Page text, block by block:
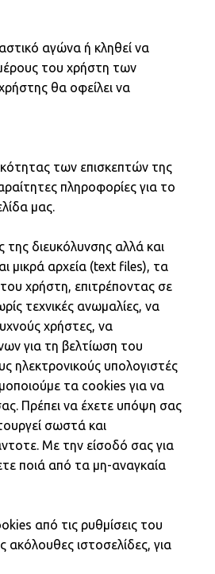
αγώνα ή κληθεί να
του χρήστη των
θα οφείλει να
των επισκεπτών της
πληροφορίες για το
μας.
διευκόλυνσης αλλά και
μικρά αρχεία (text files), τα
χρήστη, επιτρέποντας σε
τεχνικές ανωμαλίες, να
χρήστες, να
για τη βελτίωση του
ηλεκτρονικούς υπολογιστές
τα cookies για να
Πρέπει να έχετε υπόψη σας
σωστά και
Με την είσοδό σας για
ποιά από τα μη-αναγκαία
από τις ρυθμίσεις του
ιστοσελίδες, για